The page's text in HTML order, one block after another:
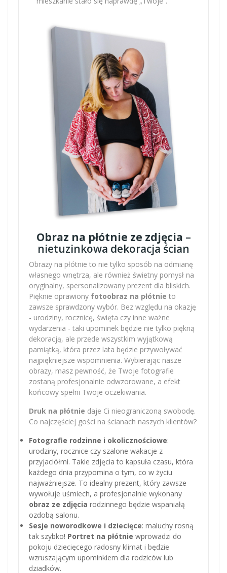
Obraz na płótnie ze zdjęcia –
nietuzinkowa dekoracja ścian
Obrazy na płótnie to nie tylko sposób na odmianę
własnego wnętrza, ale również świetny pomysł na
oryginalny, spersonalizowany prezent dla bliskich.
Pięknie oprawiony fotoobraz na płótnie to
zawsze sprawdzony wybór. Bez względu na okazję
- urodziny, rocznicę, święta czy inne ważne
wydarzenia - taki upominek będzie nie tylko piękną
dekoracją, ale przede wszystkim wyjątkową
pamiątką, która przez lata będzie przywoływać
najpiękniejsze wspomnienia. Wybierając nasze
obrazy, masz pewność, że Twoje fotografie
zostaną profesjonalnie odwzorowane, a efekt
końcowy spełni Twoje oczekiwania.
Druk na płótnie daje Ci nieograniczoną swobodę.
Co najczęściej gości na ścianach naszych klientów?
Fotografie rodzinne i okolicznościowe:
urodziny, rocznice czy szalone wakacje z
przyjaciółmi. Takie zdjęcia to kapsuła czasu, która
każdego dnia przypomina o tym, co w życiu
najważniejsze. To idealny prezent, który zawsze
wywołuje uśmiech, a profesjonalnie wykonany
obraz ze zdjęcia rodzinnego będzie wspaniałą
ozdobą salonu.
Sesje noworodkowe i dziecięce: maluchy rosną
tak szybko! Portret na płótnie wprowadzi do
pokoju dziecięcego radosny klimat i będzie
wzruszającym upominkiem dla rodziców lub
dziadków.